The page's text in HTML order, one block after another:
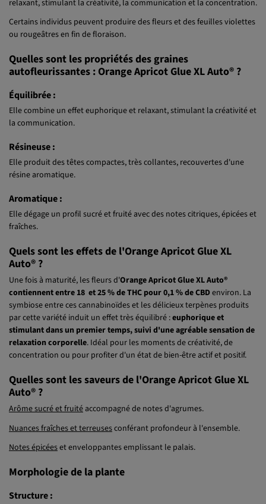
relaxant, stimulant la créativité, la communication et la concentration.
Certains individus peuvent produire des fleurs et des feuilles violettes
ou rougeâtres en fin de floraison.
Quelles sont les propriétés des graines
autofleurissantes : Orange Apricot Glue XL Auto® ?
Équilibrée :
Elle combine un effet euphorique et relaxant, stimulant la créativité et
la communication.
Résineuse :
Elle produit des têtes compactes, très collantes, recouvertes d'une
résine aromatique.
Aromatique :
Elle dégage un profil sucré et fruité avec des notes citriques, épicées et
fraîches.
Quels sont les effets de l'Orange Apricot Glue XL
Auto® ?
Une fois à maturité, les fleurs d'Orange Apricot Glue XL Auto®
contiennent entre 18 et 25 % de THC pour 0,1 % de CBDenviron. La
symbiose entre ces cannabinoïdes et les délicieux terpènes produits
par cette variété induit un effet très équilibré :euphorique et
stimulant dans un premier temps, suivi d'une agréable sensation de
relaxation corporelle. Idéal pour les moments de créativité, de
concentration ou pour profiter d'un état de bien-être actif et positif.
Quelles sont les saveurs de l'Orange Apricot Glue XL
Auto® ?
Arôme sucré et fruitéaccompagné de notes d'agrumes.
Nuances fraîches et terreusesconférant profondeur à l'ensemble.
Notes épicéeset enveloppantes emplissant le palais.
Morphologie de la plante
Structure :